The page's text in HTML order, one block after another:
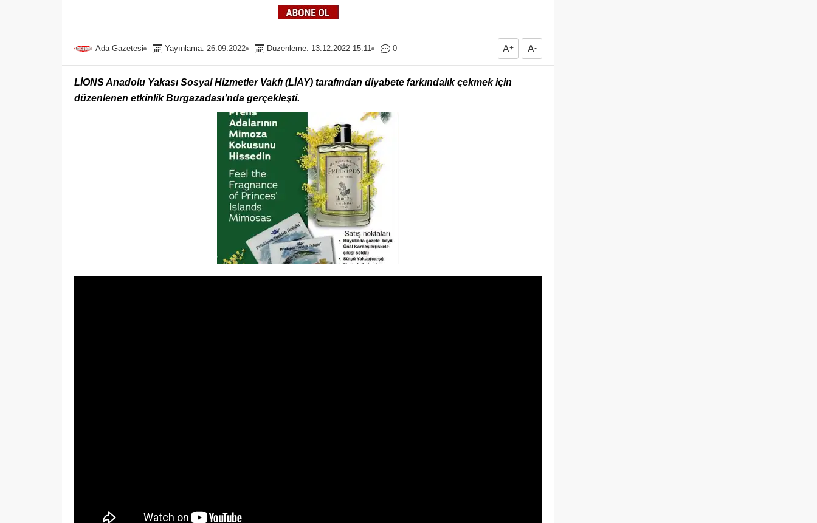
Ada Gazetesi Yayınlama: 26.09.2022 Düzenleme: 13.12.2022 15:11 0 A+ A-
LİONS Anadolu Yakası Sosyal Hizmetler Vakfı (LİAY) tarafından diyabete farkındalık çekmek için
düzenlenen etkinlik Burgazadası’nda gerçekleşti.